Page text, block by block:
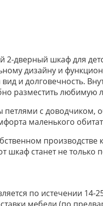
дверный шкаф для
дизайну и
и долговечность.
разместить любимую
с доводчиком,
маленького
производстве
шкаф станет не
по истечении